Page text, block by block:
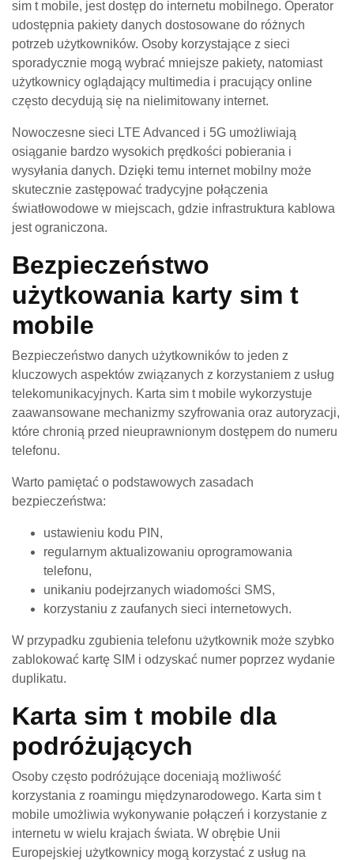
sim t mobile, jest dostęp do internetu mobilnego. Operator
udostępnia pakiety danych dostosowane do różnych
potrzeb użytkowników. Osoby korzystające z sieci
sporadycznie mogą wybrać mniejsze pakiety, natomiast
użytkownicy oglądający multimedia i pracujący online
często decydują się na nielimitowany internet.
Nowoczesne sieci LTE Advanced i 5G umożliwiają
osiąganie bardzo wysokich prędkości pobierania i
wysyłania danych. Dzięki temu internet mobilny może
skutecznie zastępować tradycyjne połączenia
światłowodowe w miejscach, gdzie infrastruktura kablowa
jest ograniczona.
Bezpieczeństwo
użytkowania karty sim t
mobile
Bezpieczeństwo danych użytkowników to jeden z
kluczowych aspektów związanych z korzystaniem z usług
telekomunikacyjnych. Karta sim t mobile wykorzystuje
zaawansowane mechanizmy szyfrowania oraz autoryzacji,
które chronią przed nieuprawnionym dostępem do numeru
telefonu.
Warto pamiętać o podstawowych zasadach
bezpieczeństwa:
ustawieniu kodu PIN,
regularnym aktualizowaniu oprogramowania
telefonu,
unikaniu podejrzanych wiadomości SMS,
korzystaniu z zaufanych sieci internetowych.
W przypadku zgubienia telefonu użytkownik może szybko
zablokować kartę SIM i odzyskać numer poprzez wydanie
duplikatu.
Karta sim t mobile dla
podróżujących
Osoby często podróżujące doceniają możliwość
korzystania z roamingu międzynarodowego. Karta sim t
mobile umożliwia wykonywanie połączeń i korzystanie z
internetu w wielu krajach świata. W obrębie Unii
Europejskiej użytkownicy mogą korzystać z usług na